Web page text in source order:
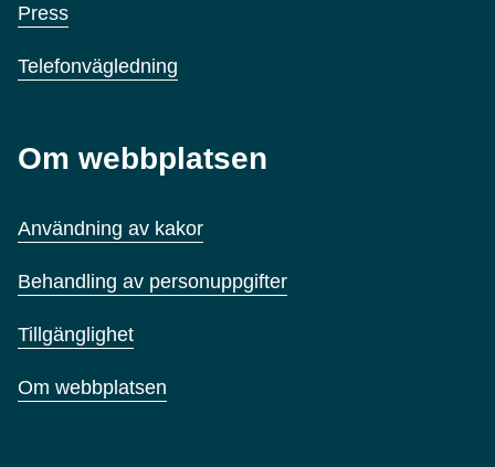
Press
Telefonvägledning
Om webbplatsen
Användning av kakor
Behandling av personuppgifter
Tillgänglighet
Om webbplatsen